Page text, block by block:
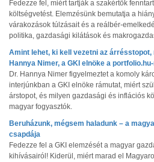
Fedezze fel, miért tartják a szakértők
költségvetést. Elemzésünk bemutatja a
várakozások túlzásait és a reálbér-
politika, gazdasági kilátások és
Amint lehet, ki kell vezetni az
Hannya Nimer, a GKI elnöke a
Dr. Hannya Nimer figyelmeztet a komoly
interjúnkban a GKI elnöke rámutat, miért
árstopot, és milyen gazdasági és inflációs
magyar fogyasztók.
Beruházunk, mégsem haladunk – a
csapdája
Fedezze fel a GKI elemzését a magyar
kihívásairól! Kiderül, miért marad el